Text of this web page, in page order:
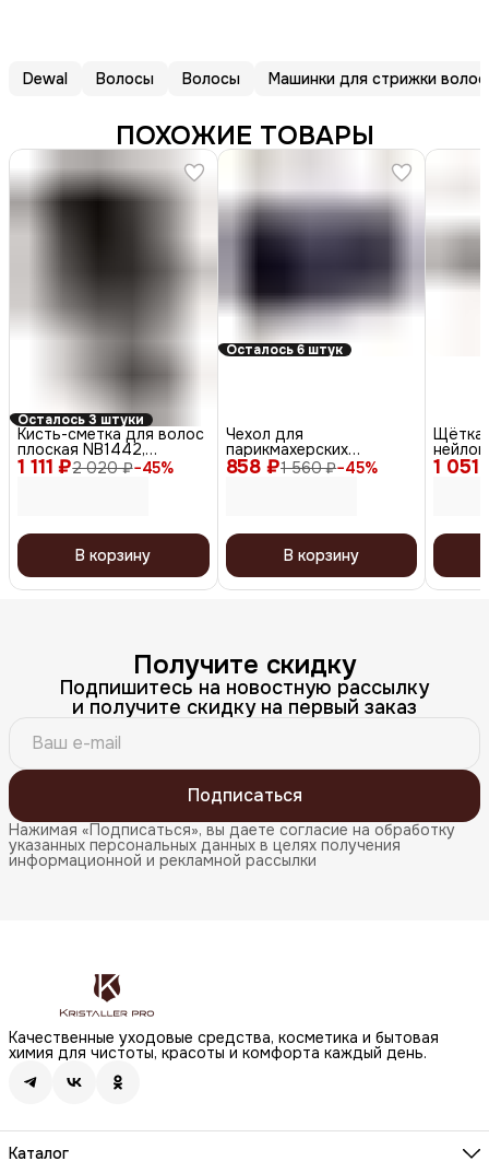
Dewal Волосы Волосы Машинки для стрижки
ПОХОЖИЕ ТОВАРЫ
Осталось 3 штуки
1 111 ₽2 020 ₽−45%
Кисть-сметка для волос
плоская NB1442,
искусственная щетина,
черный
В корзину
Осталось 6 штук
858 ₽1 560 ₽−45%
Чехол для
парикмахерских
инструментов на пояс
C6-09, полимерный
В корзину
1 051
Щётка
Vitrage
Получите скидку
Подпишитесь на новостную рассылку
и получите скидку на первый заказ
Подписаться
Нажимая «Подписаться», вы даете согласие на обработку
указанных персональных данных в целях получения
информационной и рекламной рассылки
Качественные уходовые средства, косметика и бытовая
химия для чистоты, красоты и комфорта каждый день.
Каталог